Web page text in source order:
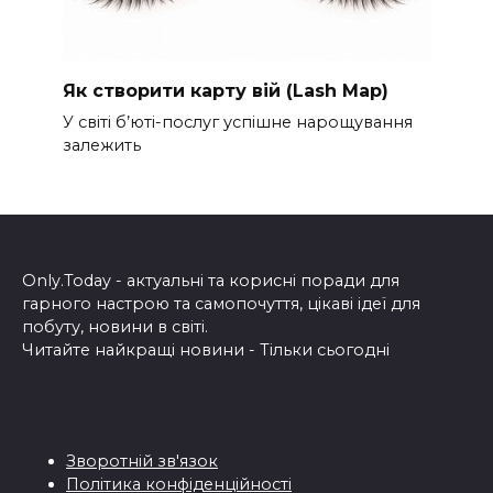
Як створити карту вій (Lash Map)
У світі б’юті-послуг успішне нарощування
залежить
Only.Today - актуальні та корисні поради для
гарного настрою та самопочуття, цікаві ідеї для
побуту, новини в світі.
Читайте найкращі новини - Тільки сьогодні
Зворотній зв'язок
Політика конфіденційності